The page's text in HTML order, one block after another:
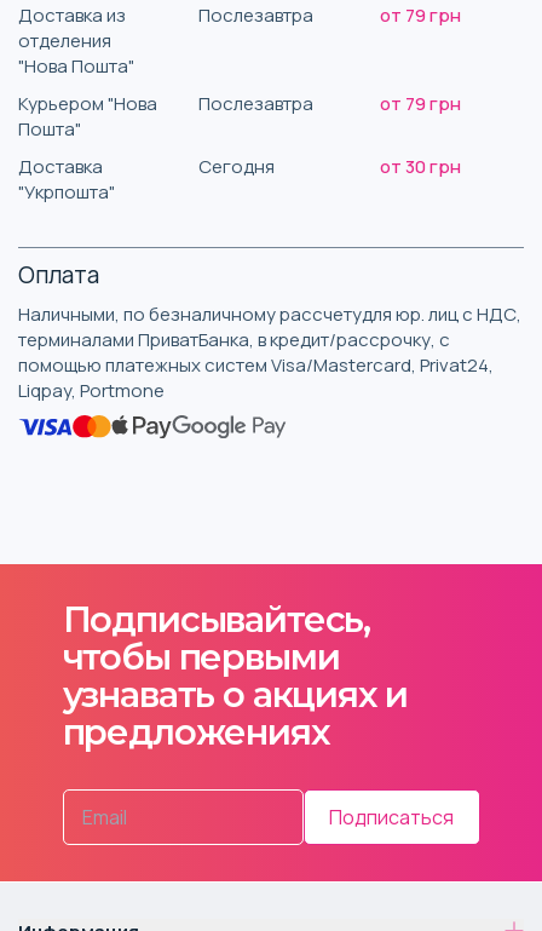
Доставка из
отделения
"Нова Пошта"
Послезавтра от 79 грн
Курьером "Нова
Пошта"
Послезавтра от 79 грн
Доставка
"Укрпошта"
Сегодня от 30 грн
Оплата
Наличными, по безналичному рассчетудля юр. лиц с НДС,
терминалами ПриватБанка, в кредит/рассрочку, с
помощью платежных систем Visa/Mastercard, Privat24,
Liqpay, Portmone
Подписывайтесь,
чтобы первыми
узнавать о акциях и
предложениях
Подписаться